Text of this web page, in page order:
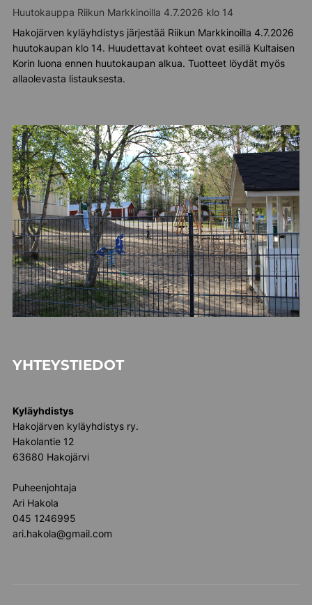
Huutokauppa Riikun Markkinoilla 4.7.2026 klo 14
Hakojärven kyläyhdistys järjestää Riikun Markkinoilla 4.7.2026
huutokaupan klo 14. Huudettavat kohteet ovat esillä Kultaisen
Korin luona ennen huutokaupan alkua. Tuotteet löydät myös
allaolevasta listauksesta.
YHTEYSTIEDOT
Kyläyhdistys
Hakojärven kyläyhdistys ry.
Hakolantie 12
63680 Hakojärvi
Puheenjohtaja
Ari Hakola
045 1246995
ari.hakola@gmail.com